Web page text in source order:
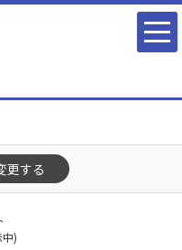
更する
)